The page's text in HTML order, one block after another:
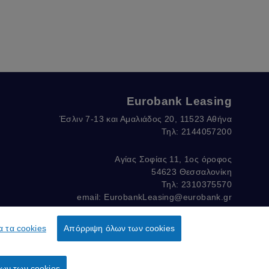
Eurobank Leasing
Έσλιν 7-13 και Αμαλιάδος 20, 11523 Αθήνα
Τηλ: 2144057200
Αγίας Σοφίας 11, 1ος όροφος
54623 Θεσσαλονίκη
Τηλ: 2310375570
email: EurobankLeasing@eurobank.gr
παράπονο
τα cookies Απόρριψη όλων των cookies